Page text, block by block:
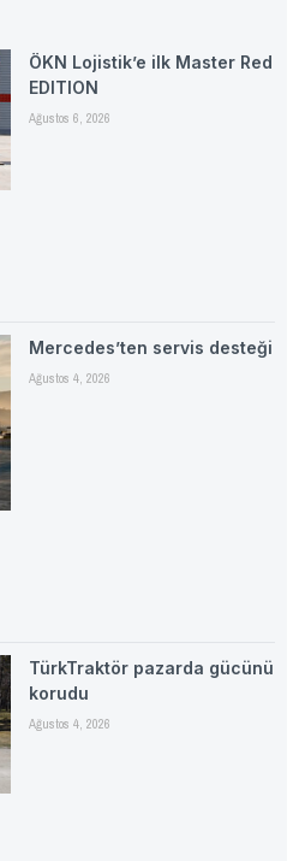
ÖKN Lojistik’e ilk Master Red
EDITION
Ağustos 6, 2026
Mercedes’ten servis desteği
Ağustos 4, 2026
TürkTraktör pazarda gücünü
korudu
Ağustos 4, 2026